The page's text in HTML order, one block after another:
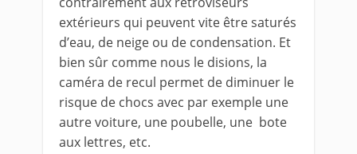
extérieurs qui peuvent vite être saturés
d’eau, de neige ou de condensation. Et
bien sûr comme nous le disions, la
caméra de recul permet de diminuer le
risque de chocs avec par exemple une
autre voiture, une poubelle, une bote
aux lettres, etc.